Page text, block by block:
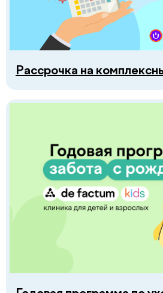
Рассрочка на
+998 55 508-20-
Пн–Пт: 08:00–18:00, Сб:
Copyright © 2026, De factum kids. Все
Политика конфиденциальности
Сайт сделан вfuture-